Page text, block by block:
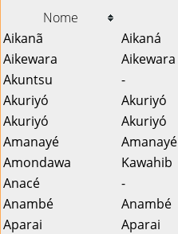
Nome
Aikanã
Aikaná
Aikewara
Aikewara
Akuntsu
-
Akuriyó
Akuriyó
Akuriyó
Akuriyó
Amanayé
Amanayé
Amondawa
Kawahib
Anacé
-
Anambé
Anambé
Aparai
Aparai